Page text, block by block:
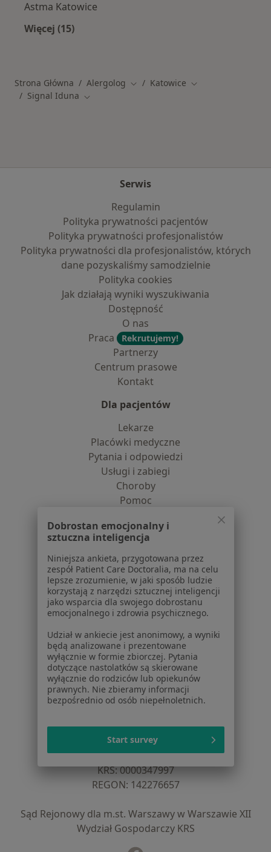
Astma Katowice
Więcej (15)
Strona Główna Alergolog Zmień miasto
Katowice Zmień miasto
Signal Iduna Zmień miasto
Serwis
Regulamin
Polityka prywatności pacjentów
Polityka prywatności profesjonalistów
Polityka prywatności dla profesjonalistów, których
dane pozyskaliśmy samodzielnie
Polityka cookies
Jak działają wyniki wyszukiwania
Dostępność
O nas
Praca
Rekrutujemy!
Partnerzy
Centrum prasowe
Kontakt
Dla pacjentów
Lekarze
Placówki medyczne
Pytania i odpowiedzi
Usługi i zabiegi
Choroby
Pomoc
Blog dla pacjentów
Dla profesjonalistów
Cennik
Dla lekarzy
Dla placówek medycznych
Noa Notes nowość
Baza wiedzy
Centrum Pomocy dla Specjalisty
Kontakt ZnanyLekarz - Strona główna
ZnanyLekarz Sp. z o.o.
NIP: ⁠7010224868
KRS: ⁠0000347997
REGON: ⁠142276657
Sąd Rejonowy dla m.st. Warszawy w Warszawie XII
Wydział Gospodarczy KRS
Dobrostan emocjonalny i
sztuczna inteligencja
Niniejsza ankieta, przygotowana przez
zespół Patient Care Doctoralia, ma na celu
lepsze zrozumienie, w jaki sposób ludzie
korzystają z narzędzi sztucznej inteligencji
jako wsparcia dla swojego dobrostanu
emocjonalnego i zdrowia psychicznego.
Udział w ankiecie jest anonimowy, a wyniki
będą analizowane i prezentowane
wyłącznie w formie zbiorczej. Pytania
dotyczące nastolatków są skierowane
wyłącznie do rodziców lub opiekunów
prawnych. Nie zbieramy informacji
bezpośrednio od osób niepełnoletnich.
Start survey